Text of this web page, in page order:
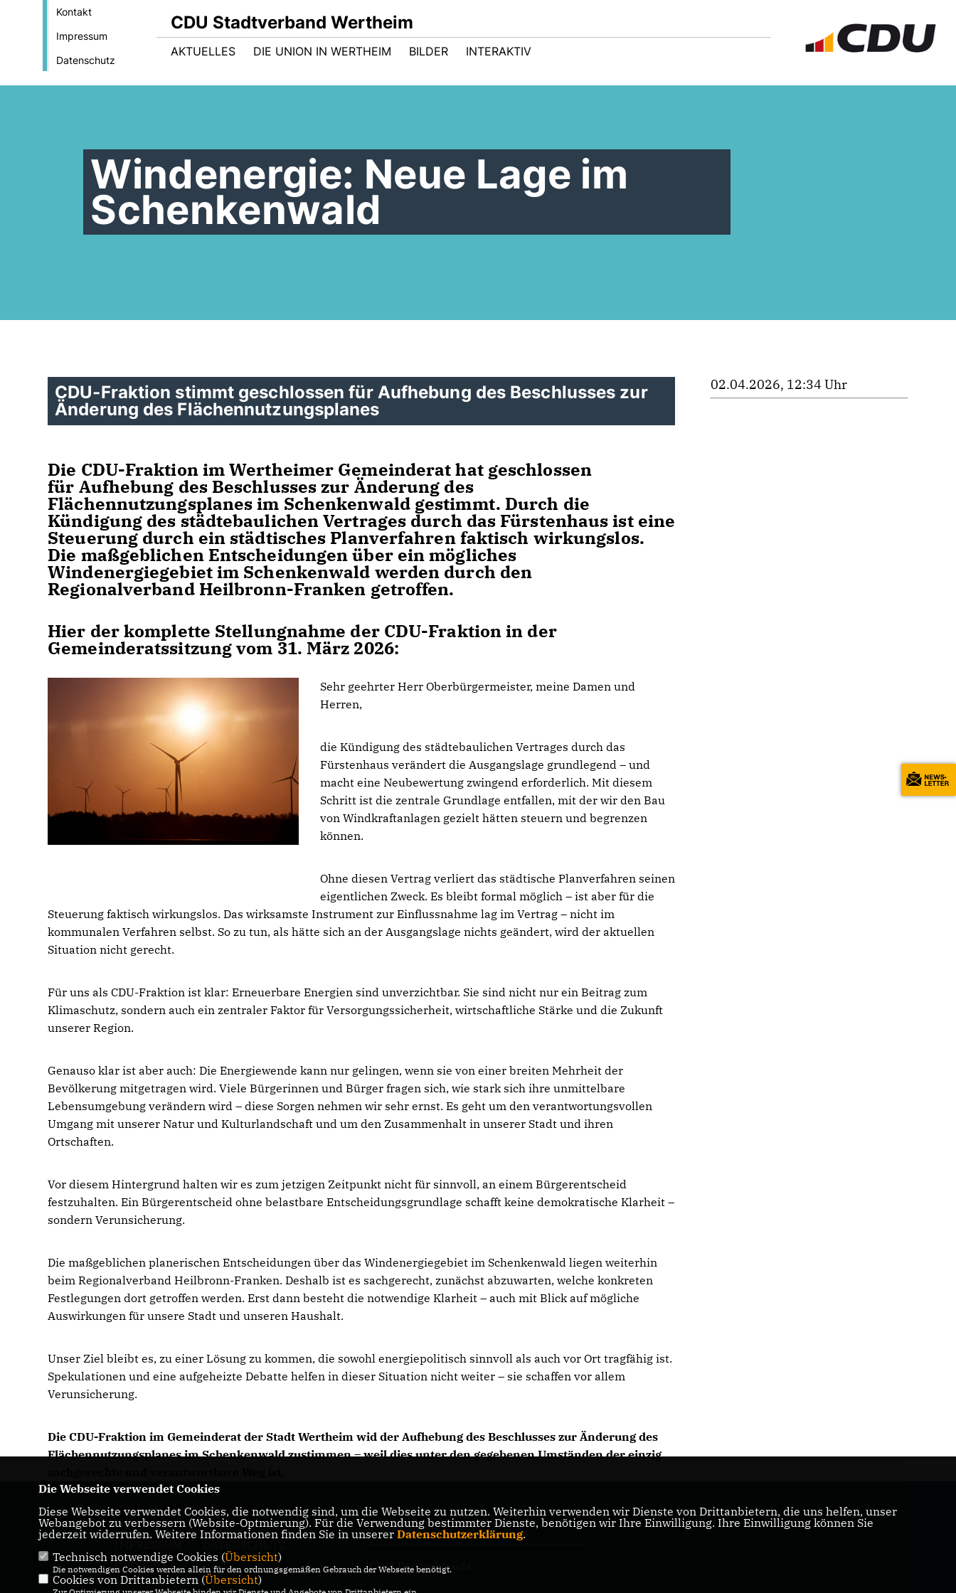
Kontakt
Impressum
Datenschutz
CDU Stadtverband Wertheim
AKTUELLES DIE UNION IN WERTHEIM BILDER INTERAKTIV
Windenergie: Neue Lage im
Schenkenwald
CDU-Fraktion stimmt geschlossen für Aufhebung des Beschlusses zur
Änderung des Flächennutzungsplanes
Die CDU-Fraktion im Wertheimer Gemeinderat hat geschlossen
für Aufhebung des Beschlusses zur Änderung des
Flächennutzungsplanes im Schenkenwald gestimmt. Durch die
Kündigung des städtebaulichen Vertrages durch das Fürstenhaus ist eine
Steuerung durch ein städtisches Planverfahren faktisch wirkungslos.
Die maßgeblichen Entscheidungen über ein mögliches
Windenergiegebiet im Schenkenwald werden durch den
Regionalverband Heilbronn-Franken getroffen.
Hier der komplette Stellungnahme der CDU-Fraktion in der
Gemeinderatssitzung vom 31. März 2026:
Sehr geehrter Herr Oberbürgermeister, meine Damen und
Herren,
die Kündigung des städtebaulichen Vertrages durch das
Fürstenhaus verändert die Ausgangslage grundlegend – und
macht eine Neubewertung zwingend erforderlich. Mit diesem
Schritt ist die zentrale Grundlage entfallen, mit der wir den Bau
von Windkraftanlagen gezielt hätten steuern und begrenzen
können.
Ohne diesen Vertrag verliert das städtische Planverfahren seinen
eigentlichen Zweck. Es bleibt formal möglich – ist aber für die
Steuerung faktisch wirkungslos. Das wirksamste Instrument zur Einflussnahme lag im Vertrag – nicht im
kommunalen Verfahren selbst. So zu tun, als hätte sich an der Ausgangslage nichts geändert, wird der aktuellen
Situation nicht gerecht.
Für uns als CDU-Fraktion ist klar: Erneuerbare Energien sind unverzichtbar. Sie sind nicht nur ein Beitrag zum
Klimaschutz, sondern auch ein zentraler Faktor für Versorgungssicherheit, wirtschaftliche Stärke und die Zukunft
unserer Region.
Genauso klar ist aber auch: Die Energiewende kann nur gelingen, wenn sie von einer breiten Mehrheit der
Bevölkerung mitgetragen wird. Viele Bürgerinnen und Bürger fragen sich, wie stark sich ihre unmittelbare
Lebensumgebung verändern wird – diese Sorgen nehmen wir sehr ernst. Es geht um den verantwortungsvollen
Umgang mit unserer Natur und Kulturlandschaft und um den Zusammenhalt in unserer Stadt und ihren
Ortschaften.
Vor diesem Hintergrund halten wir es zum jetzigen Zeitpunkt nicht für sinnvoll, an einem Bürgerentscheid
festzuhalten. Ein Bürgerentscheid ohne belastbare Entscheidungsgrundlage schafft keine demokratische Klarheit –
sondern Verunsicherung.
Die maßgeblichen planerischen Entscheidungen über das Windenergiegebiet im Schenkenwald liegen weiterhin
beim Regionalverband Heilbronn-Franken. Deshalb ist es sachgerecht, zunächst abzuwarten, welche konkreten
Festlegungen dort getroffen werden. Erst dann besteht die notwendige Klarheit – auch mit Blick auf mögliche
Auswirkungen für unsere Stadt und unseren Haushalt.
Unser Ziel bleibt es, zu einer Lösung zu kommen, die sowohl energiepolitisch sinnvoll als auch vor Ort tragfähig ist.
Spekulationen und eine aufgeheizte Debatte helfen in dieser Situation nicht weiter – sie schaffen vor allem
Verunsicherung.
Die CDU-Fraktion im Gemeinderat der Stadt Wertheim wid der Aufhebung des Beschlusses zur Änderung des
Flächennutzungsplanes im Schenkenwald zustimmen – weil dies unter den gegebenen Umständen der einzig
02.04.2026, 12:34 Uhr
Homepage der CDU Wertheim
KONTAKT
CDU Baden-Württemberg
CDU Deutschlands
Die Webseite verwendet Cookies
Diese Webseite verwendet Cookies, die notwendig sind, um die Webseite zu nutzen. Weiterhin verwenden wir Dienste von Drittanbietern, die uns helfen, unser
Webangebot zu verbessern (Website-Optmierung). Für die Verwendung bestimmter Dienste, benötigen wir Ihre Einwilligung. Ihre Einwilligung können Sie
jederzeit widerrufen. Weitere Informationen finden Sie in unserer Datenschutzerklärung.
Technisch notwendige Cookies (Übersicht)
Die notwendigen Cookies werden allein für den ordnungsgemäßen Gebrauch der Webseite benötigt.
Cookies von Drittanbietern (Übersicht)